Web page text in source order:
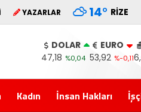
YAZARLAR 14° RIZE
DOLAR
47,18 %0,04
EURO
53,92 %-0,11
Kadın İnsan Hakları